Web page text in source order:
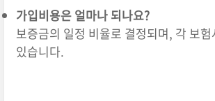
가입비용은 얼마나 되나요?
보증금의 일정 비율로 결정되며, 각 보
있습니다.